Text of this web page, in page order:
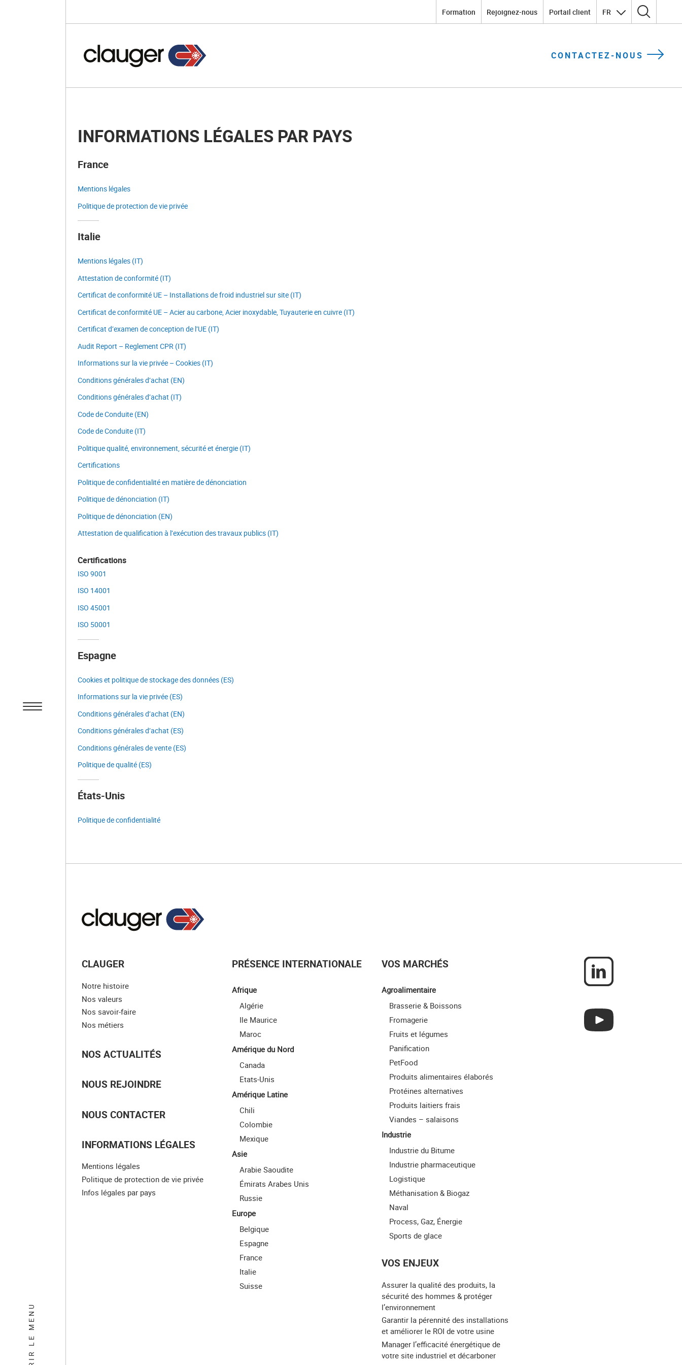
OUVRIR LE MENU
Formation Rejoignez-nous Portail client FR Rechercher :
CONTACTEZ-NOUS
INFORMATIONS LÉGALES PAR PAYS
France
Mentions légales
Politique de protection de vie privée
Italie
Mentions légales (IT)
Attestation de conformité (IT)
Certificat de conformité UE – Installations de froid industriel sur site (IT)
Certificat de conformité UE – Acier au carbone, Acier inoxydable, Tuyauterie en cuivre (IT)
Certificat d’examen de conception de l’UE (IT)
Audit Report – Reglement CPR (IT)
Informations sur la vie privée – Cookies (IT)
Conditions générales d’achat (EN)
Conditions générales d’achat (IT)
Code de Conduite (EN)
Code de Conduite (IT)
Politique qualité, environnement, sécurité et énergie (IT)
Certifications
Politique de confidentialité en matière de dénonciation
Politique de dénonciation (IT)
Politique de dénonciation (EN)
Attestation de qualification à l’exécution des travaux publics (IT)
Certifications
ISO 9001
ISO 14001
ISO 45001
ISO 50001
Espagne
Cookies et politique de stockage des données (ES)
Informations sur la vie privée (ES)
Conditions générales d’achat (EN)
Conditions générales d’achat (ES)
Conditions générales de vente (ES)
Politique de qualité (ES)
États-Unis
Politique de confidentialité
CLAUGER
Notre histoire
Nos valeurs
Nos savoir-faire
Nos métiers
NOS ACTUALITÉS
NOUS REJOINDRE
NOUS CONTACTER
INFORMATIONS LÉGALES
Mentions légales
Politique de protection de vie privée
Infos légales par pays
PRÉSENCE INTERNATIONALE
Afrique
Algérie
Ile Maurice
Maroc
Amérique du Nord
Canada
Etats-Unis
Amérique Latine
Chili
Colombie
Mexique
Asie
Arabie Saoudite
Émirats Arabes Unis
Russie
Europe
Belgique
Espagne
France
Italie
Suisse
VOS MARCHÉS
Agroalimentaire
Brasserie & Boissons
Fromagerie
Fruits et légumes
Panification
PetFood
Produits alimentaires élaborés
Protéines alternatives
Produits laitiers frais
Viandes – salaisons
Industrie
Industrie du Bitume
Industrie pharmaceutique
Logistique
Méthanisation & Biogaz
Naval
Process, Gaz, Énergie
Sports de glace
VOS ENJEUX
Assurer la qualité des produits, la
sécurité des hommes & protéger
l’environnement
Garantir la pérennité des installations
et améliorer le ROI de votre usine
Manager l’efficacité énergétique de
votre site industriel et décarboner